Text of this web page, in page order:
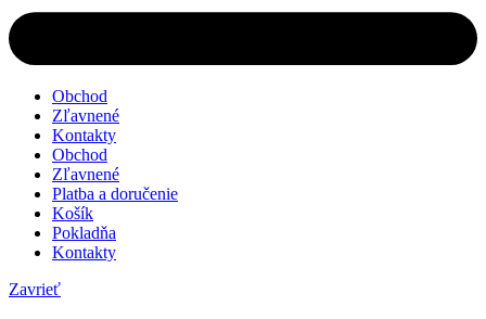
Obchod
Zľavnené
Kontakty
Obchod
Zľavnené
Platba a doručenie
Košík
Pokladňa
Kontakty
Zavrieť